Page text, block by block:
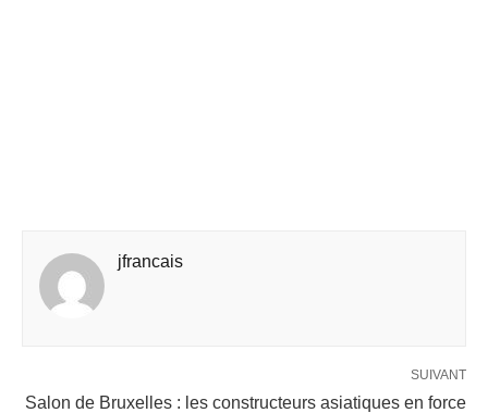
jfrancais
SUIVANT
Salon de Bruxelles : les constructeurs asiatiques en force